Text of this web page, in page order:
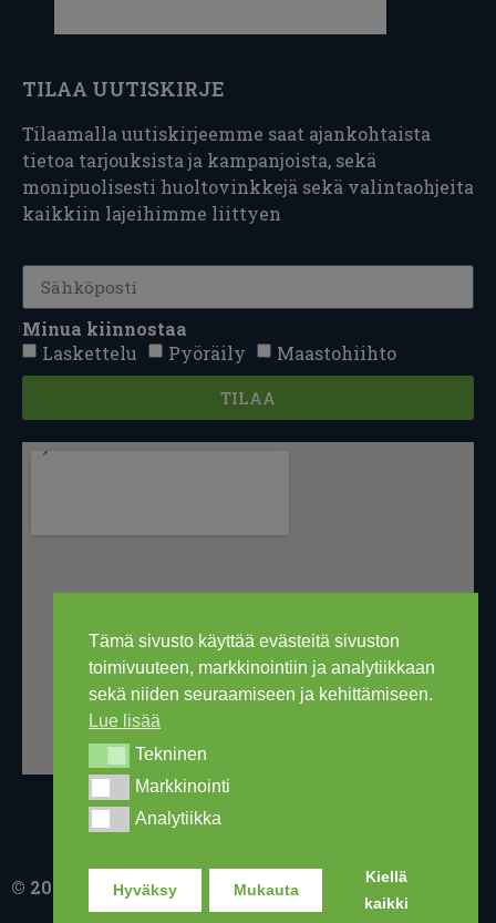
Tämä sivusto käyttää evästeitä sivuston
toimivuuteen, markkinointiin ja analytiikkaan
sekä niiden seuraamiseen ja kehittämiseen.
Lue lisää
TekninenTekninen
MarkkinointiMarkkinointi
AnalytiikkaAnalytiikka
Hyväksy Mukauta
Kiellä
kaikki
TILAA UUTISKIRJE
Tilaamalla uutiskirjeemme saat ajankohtaista
tietoa tarjouksista ja kampanjoista, sekä
monipuolisesti huoltovinkkejä sekä valintaohjeita
kaikkiin lajeihimme liittyen
Minua kiinnostaa
Laskettelu
Pyöräily Maastohiihto
TILAA
© 2016-2026 Ski Out Bike, Ski-Outlet Finland Oy